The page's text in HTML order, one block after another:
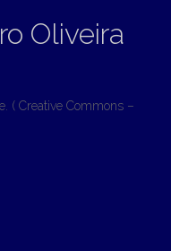
Oliveira
( Creative Commons –